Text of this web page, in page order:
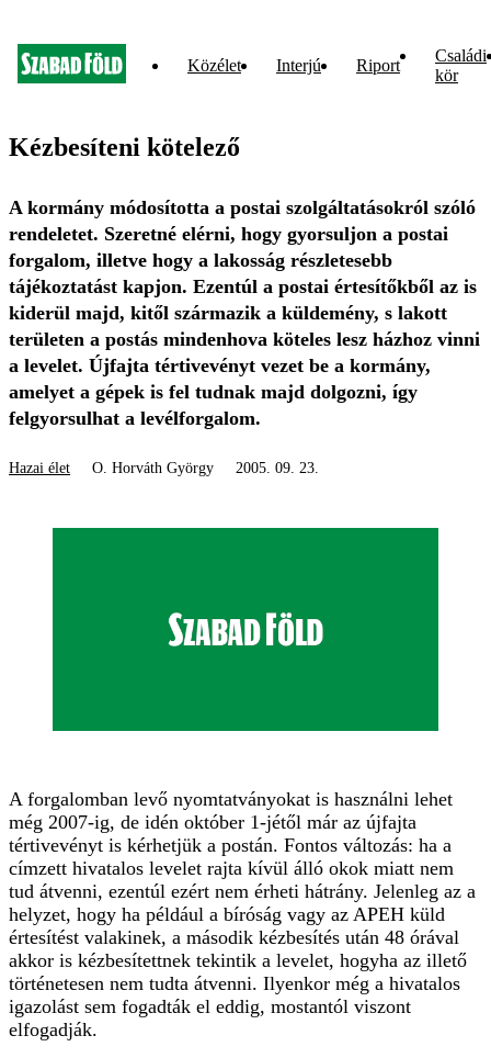
Közélet Interjú Riport
Családi
kör
Kézbesíteni kötelező
A kormány módosította a postai szolgáltatásokról szóló
rendeletet. Szeretné elérni, hogy gyorsuljon a postai
forgalom, illetve hogy a lakosság részletesebb
tájékoztatást kapjon. Ezentúl a postai értesítőkből az is
kiderül majd, kitől származik a küldemény, s lakott
területen a postás mindenhova köteles lesz házhoz vinni
a levelet. Újfajta tértivevényt vezet be a kormány,
amelyet a gépek is fel tudnak majd dolgozni, így
felgyorsulhat a levélforgalom.
Hazai élet O. Horváth György 2005. 09. 23.
A forgalomban levő nyomtatványokat is használni lehet
még 2007-ig, de idén október 1-jétől már az újfajta
tértivevényt is kérhetjük a postán. Fontos változás: ha a
címzett hivatalos levelet rajta kívül álló okok miatt nem
tud átvenni, ezentúl ezért nem érheti hátrány. Jelenleg az a
helyzet, hogy ha például a bíróság vagy az APEH küld
értesítést valakinek, a második kézbesítés után 48 órával
akkor is kézbesítettnek tekintik a levelet, hogyha az illető
történetesen nem tudta átvenni. Ilyenkor még a hivatalos
igazolást sem fogadták el eddig, mostantól viszont
elfogadják.